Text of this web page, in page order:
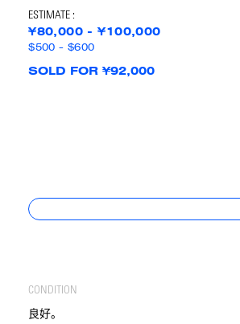
ESTIMATE :
¥80,000 - ¥100,000
$500 - $600
SOLD FOR ¥92,000
CONDITION
良好。